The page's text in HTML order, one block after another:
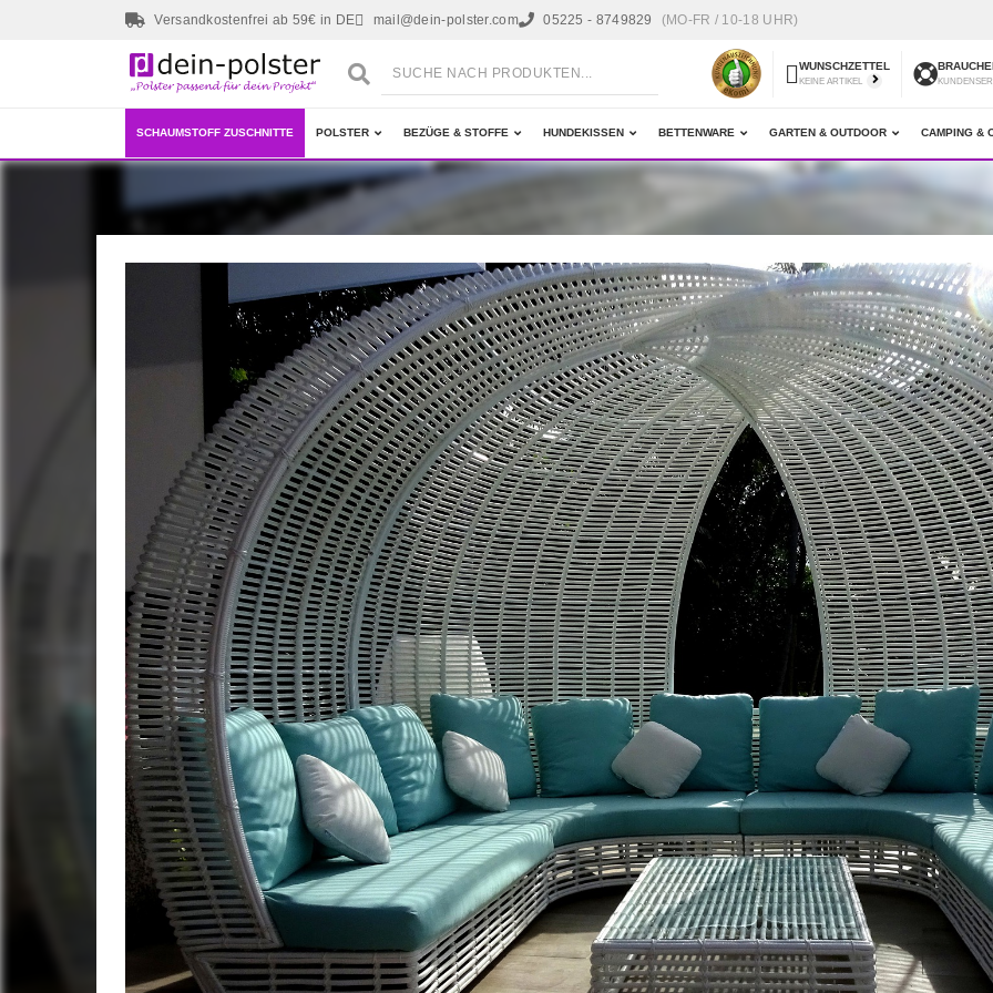
Versandkostenfrei ab 59€ in DE mail@dein-polster.com 05225 - 8749829 (MO-FR / 10-18 UHR)
WUNSCHZETTEL
KEINE ARTIKEL
SCHAUMSTOFF ZUSCHNITTE POLSTER BEZÜGE & STOFFE HUNDEKISSEN BETTENWARE GARTEN & OUTDOOR CAMPING &